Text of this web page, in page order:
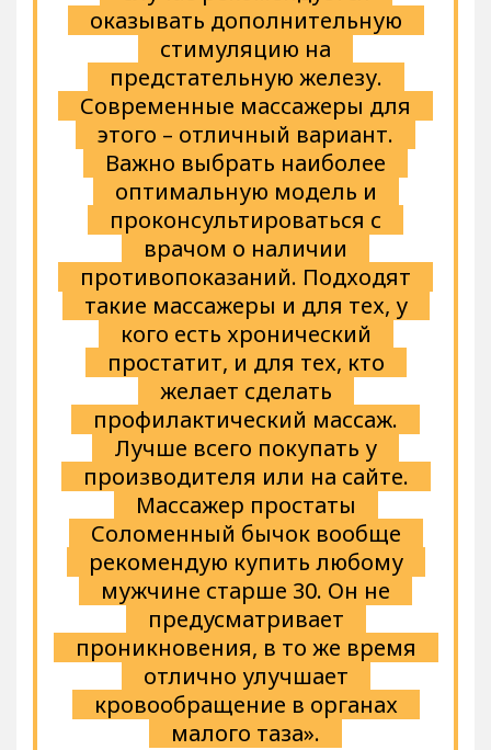
оказывать дополнительную
стимуляцию на
предстательную железу.
Современные массажеры для
этого – отличный вариант.
Важно выбрать наиболее
оптимальную модель и
проконсультироваться с
врачом о наличии
противопоказаний. Подходят
такие массажеры и для тех, у
кого есть хронический
простатит, и для тех, кто
желает сделать
профилактический массаж.
Лучше всего покупать у
производителя или на сайте.
Массажер простаты
Соломенный бычок вообще
рекомендую купить любому
мужчине старше 30. Он не
предусматривает
проникновения, в то же время
отлично улучшает
кровообращение в органах
малого таза».